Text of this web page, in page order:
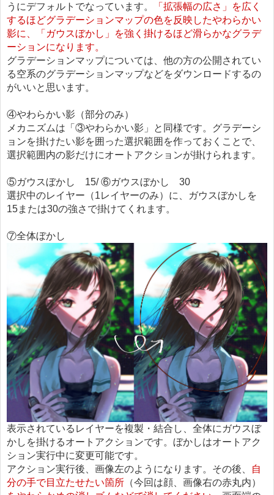
うにデフォルトでなっています。
「拡張幅の広さ」を広く
するほどグラデーションマップの色を反映したやわらかい
影に、「ガウスぼかし」を強く掛けるほど滑らかなグラデ
ーションになります。
グラデーションマップについては、他の方の公開されてい
る空系のグラデーションマップなどをダウンロードするの
がいいと思います。
④やわらかい影（部分のみ）
メカニズムは「③やわらかい影」と同様です。グラデーシ
ョンを掛けたい影を囲った選択範囲を作っておくことで、
選択範囲内の影だけにオートアクションが掛けられます。
⑤ガウスぼかし 15/ ⑥ガウスぼかし 30
選択中のレイヤー（1レイヤーのみ）に、ガウスぼかしを
15または30の強さで掛けてくれます。
⑦全体ぼかし
表示されているレイヤーを複製・結合し、全体にガウスぼ
かしを掛けるオートアクションです。ぼかしはオートアク
ション実行中に変更可能です。
アクション実行後、画像左のようになります。その後、
自
分の手で目立たせたい箇所 （今回は顔、画像右の赤丸内）